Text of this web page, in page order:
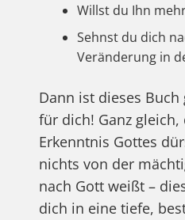
Willst du Ihn
Sehnst du dich
Veränderung in
Dann ist dieses Buch
für dich! Ganz
Erkenntnis Gottes
nichts von der
nach Gott weißt –
dich in eine tiefe,